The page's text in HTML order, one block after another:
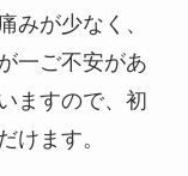
みが少なく、
一ご不安があ
ますので、初
けます。